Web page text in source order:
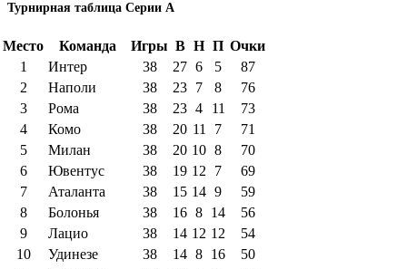
Турнирная таблица Серии А
Место Команда Игры В Н П Очки
1
Интер 38 27 6 5
87
2
Наполи 38 23 7 8
76
3
Рома 38 23 4 11
73
4
Комо 38 20 11 7
71
5
Милан 38 20 10 8
70
6
Ювентус 38 19 12 7
69
7
Аталанта 38 15 14 9
59
8
Болонья 38 16 8 14
56
9
Лацио 38 14 12 12
54
10
Удинезе 38 14 8 16
50